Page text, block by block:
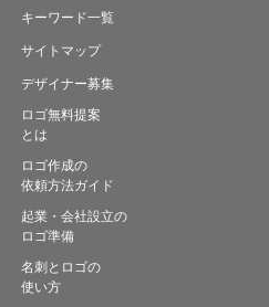
キーワード一覧
サイトマップ
デザイナー募集
ロゴ無料提案
とは
ロゴ作成の
依頼方法ガイド
起業・会社設立の
ロゴ準備
名刺とロゴの
使い方